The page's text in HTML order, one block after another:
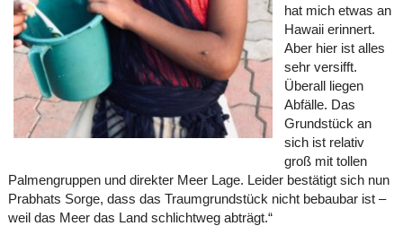
hat mich etwas an
Hawaii erinnert.
Aber hier ist alles
sehr versifft.
Überall liegen
Abfälle. Das
Grundstück an
sich ist relativ
groß mit tollen
Palmengruppen und direkter Meer Lage. Leider bestätigt sich nun
Prabhats Sorge, dass das Traumgrundstück nicht bebaubar ist –
weil das Meer das Land schlichtweg abträgt.“